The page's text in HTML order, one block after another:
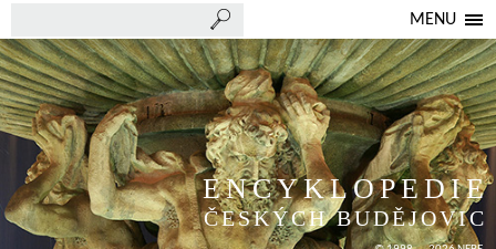
MENU
ENCYKLOPEDIE
ČESKÝCH BUDĚJOVIC